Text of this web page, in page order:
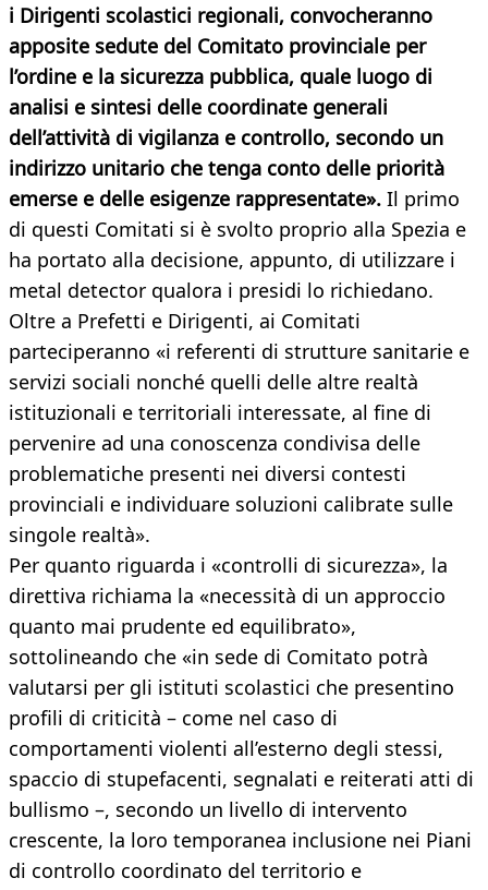
i Dirigenti scolastici regionali, convocheranno
apposite sedute del Comitato provinciale per
l’ordine e la sicurezza pubblica, quale luogo di
analisi e sintesi delle coordinate generali
dell’attività di vigilanza e controllo, secondo un
indirizzo unitario che tenga conto delle priorità
emerse e delle esigenze rappresentate». Il primo
di questi Comitati si è svolto proprio alla Spezia e
ha portato alla decisione, appunto, di utilizzare i
metal detector qualora i presidi lo richiedano.
Oltre a Prefetti e Dirigenti, ai Comitati
parteciperanno «i referenti di strutture sanitarie e
servizi sociali nonché quelli delle altre realtà
istituzionali e territoriali interessate, al fine di
pervenire ad una conoscenza condivisa delle
problematiche presenti nei diversi contesti
provinciali e individuare soluzioni calibrate sulle
singole realtà».
Per quanto riguarda i «controlli di sicurezza», la
direttiva richiama la «necessità di un approccio
quanto mai prudente ed equilibrato»,
sottolineando che «in sede di Comitato potrà
valutarsi per gli istituti scolastici che presentino
profili di criticità – come nel caso di
comportamenti violenti all’esterno degli stessi,
spaccio di stupefacenti, segnalati e reiterati atti di
bullismo –, secondo un livello di intervento
crescente, la loro temporanea inclusione nei Piani
di controllo coordinato del territorio e